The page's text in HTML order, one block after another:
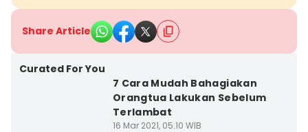
Share Article
Curated For You
7 Cara Mudah Bahagiakan
Orangtua Lakukan Sebelum
Terlambat
16 Mar 2021, 05:10 WIB